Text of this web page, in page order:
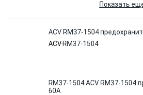
Показать
ACV RM37-1504
ACV RM37-1504
RM37-1504 ACV RM37-1504
60А